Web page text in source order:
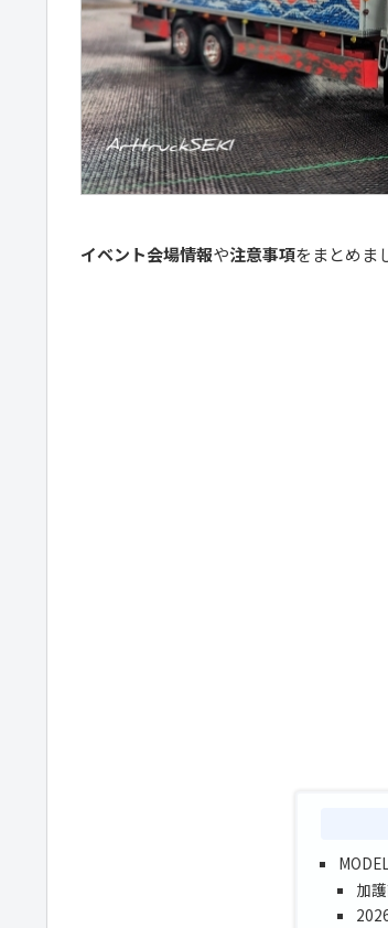
イベント会場情報や注意事項をまとめ
加